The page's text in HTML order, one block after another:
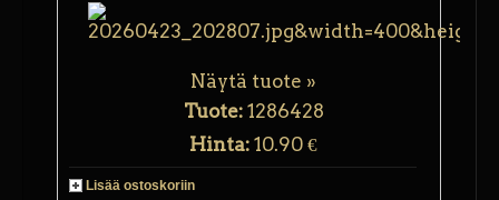
Näytä tuote »
Tuote: 1286428
Hinta:10.90 €
Lisää ostoskoriin